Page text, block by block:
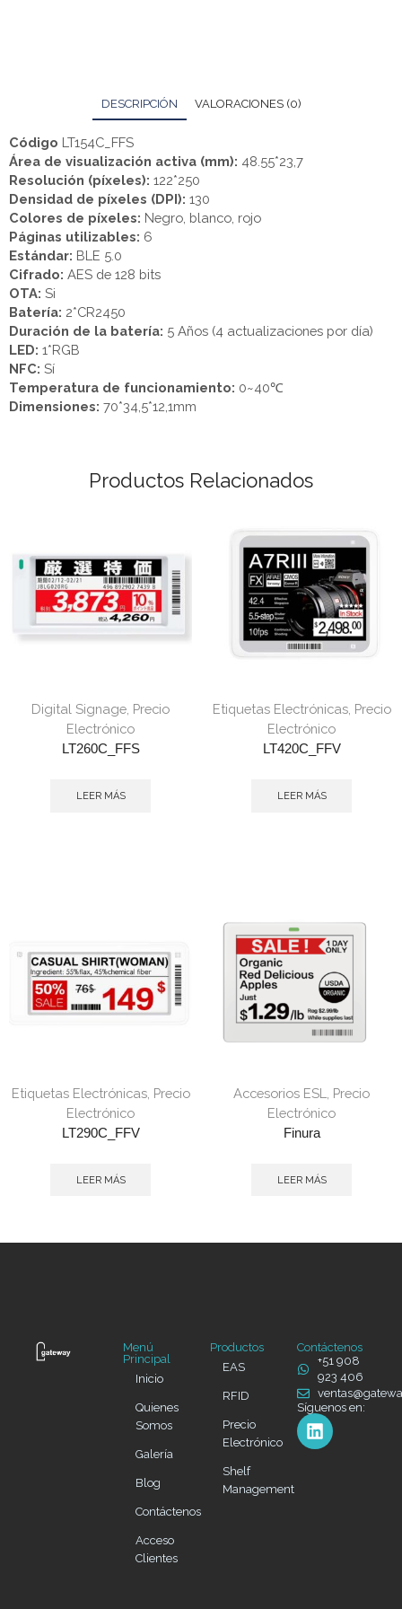
DESCRIPCIÓN VALORACIONES (0)
Código LT154C_FFS
Área de visualización activa (mm): 48.55*23,7
Resolución (píxeles): 122*250
Densidad de píxeles (DPI): 130
Colores de píxeles: Negro, blanco, rojo
Páginas utilizables: 6
Estándar: BLE 5.0
Cifrado: AES de 128 bits
OTA: Si
Batería: 2*CR2450
Duración de la batería: 5 Años (4 actualizaciones por día)
LED: 1*RGB
NFC: Sí
Temperatura de funcionamiento: 0~40℃
Dimensiones: 70*34,5*12,1mm
Productos Relacionados
Digital Signage Precio
Electrónico
LT260C_FFS
LEER MÁS
Etiquetas Electrónicas, Precio
Electrónico
LT420C_FFV
LEER MÁS
Etiquetas Electrónicas, Precio
Electrónico
LT290C_FFV
LEER MÁS
Accesorios ESL
Precio
Electrónico
Finura
LEER MÁS
Menú
Principal
Inicio
Quienes
Somos
Galería
Blog
Contáctenos
Acceso
Clientes
Productos
EAS
RFID
Precio
Electrónico
Shelf
Management
Contáctenos
+51 908
923 406
Síguenos en: